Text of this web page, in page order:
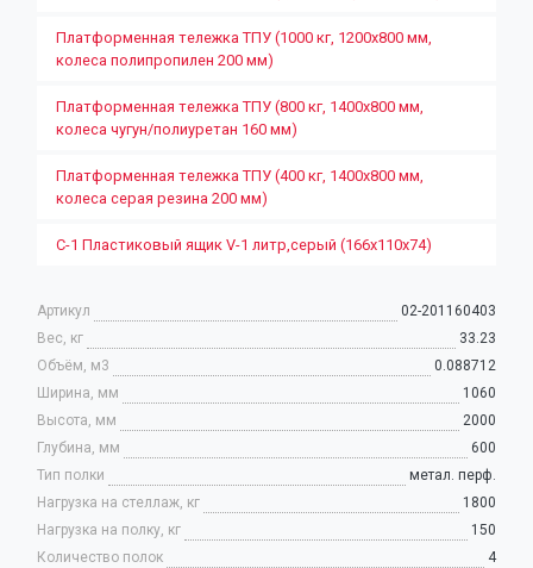
Платформенная тележка ТПУ (1000 кг, 1200x800 мм,
колеса полипропилен 200 мм)
Платформенная тележка ТПУ (800 кг, 1400х800 мм,
колеса чугун/полиуретан 160 мм)
Платформенная тележка ТПУ (400 кг, 1400х800 мм,
колеса серая резина 200 мм)
С-1 Пластиковый ящик V-1 литр,серый (166х110х74)
Артикул
02-201160403
Вес, кг
33.23
Объём, м3
0.088712
Ширина, мм
1060
Высота, мм
2000
Глубина, мм
600
Тип полки
метал. перф.
Нагрузка на стеллаж, кг
1800
Нагрузка на полку, кг
150
Количество полок
4